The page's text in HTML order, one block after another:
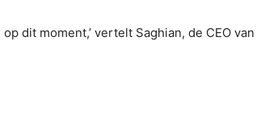
dit moment,’ vertelt Saghian, de CEO van